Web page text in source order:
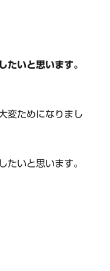
たいと思います。
変ためになりまし
たいと思います。